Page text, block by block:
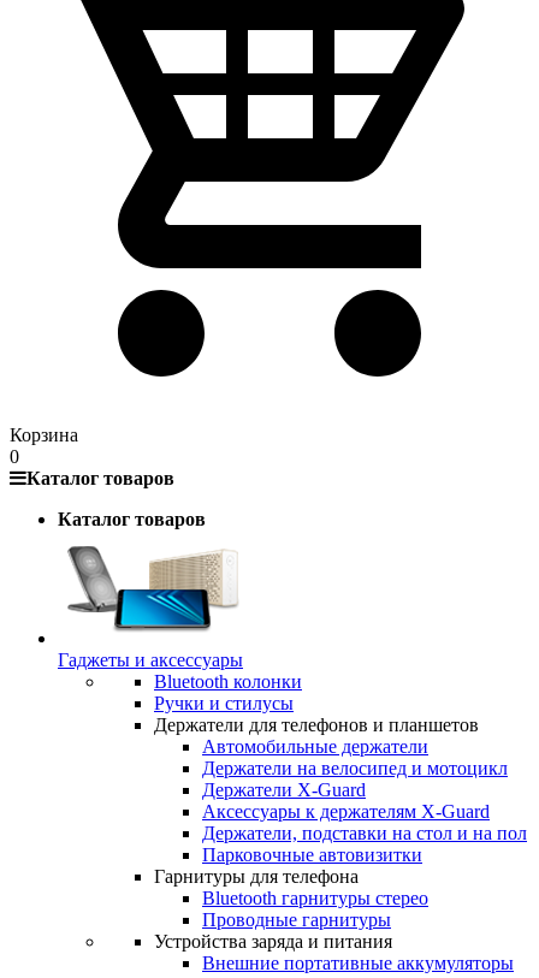
Корзина
0
Каталог товаров
Каталог товаров
Гаджеты и аксессуары
Bluetooth колонки
Ручки и стилусы
Держатели для телефонов и планшетов
Автомобильные держатели
Держатели на велосипед и мотоцикл
Держатели X-Guard
Аксессуары к держателям X-Guard
Держатели, подставки на стол и на пол
Парковочные автовизитки
Гарнитуры для телефона
Bluetooth гарнитуры стерео
Проводные гарнитуры
Устройства заряда и питания
Внешние портативные аккумуляторы